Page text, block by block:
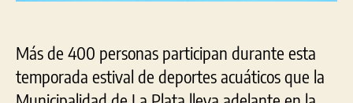
Más de 400 personas participan durante esta
temporada estival de deportes acuáticos que la